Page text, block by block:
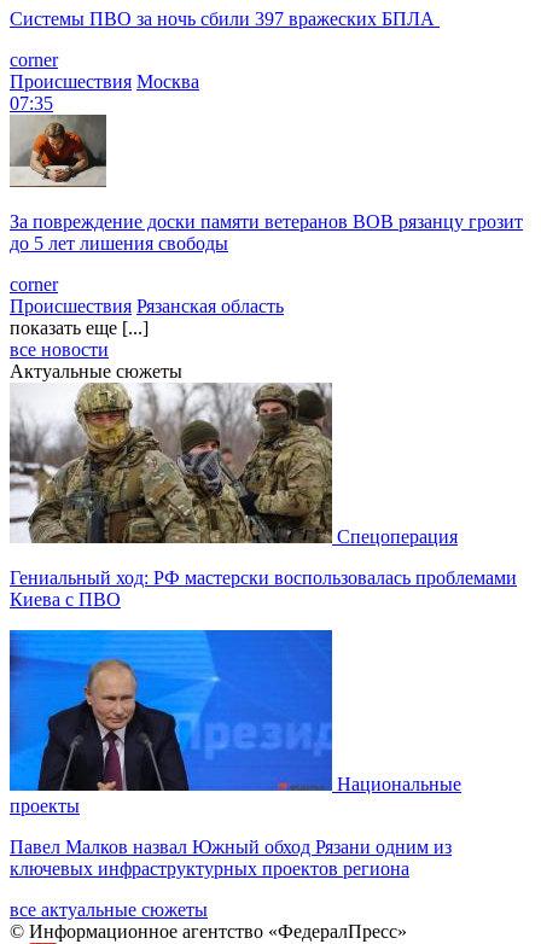
Системы ПВО за ночь сбили 397 вражеских БПЛА
corner
Происшествия Москва
07:35
За повреждение доски памяти ветеранов ВОВ рязанцу грозит
до 5 лет лишения свободы
corner
Происшествия Рязанская область
показать еще [...]
все новости
Актуальные сюжеты
Спецоперация
Гениальный ход: РФ мастерски воспользовалась проблемами
Киева с ПВО
Национальные
проекты
Павел Малков назвал Южный обход Рязани одним из
ключевых инфраструктурных проектов региона
все актуальные сюжеты
© Информационное агентство «ФедералПресс»